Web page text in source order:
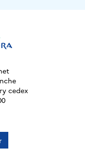
cedex